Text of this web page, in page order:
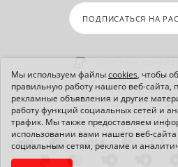
Мы используем файлыcookies, чтобы
правильную работу нашего веб-сайта,
рекламные объявления и другие
работу функций социальных сетей и
трафик. Мы также предоставляем
использовании вами нашего веб-
социальным сетям, рекламе и
ПОДПИСАТЬСЯ НА